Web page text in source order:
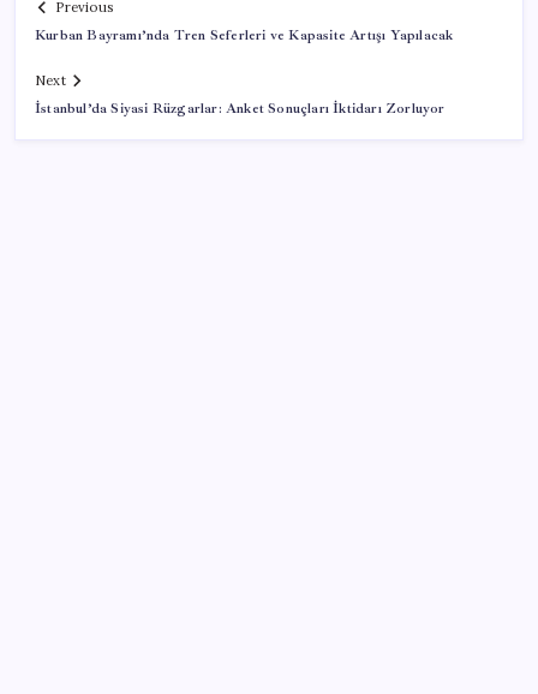
Previous
Kurban Bayramı’nda Tren Seferleri ve Kapasite Artışı Yapılacak
Next
İstanbul’da Siyasi Rüzgarlar: Anket Sonuçları İktidarı Zorluyor